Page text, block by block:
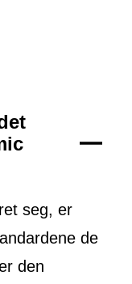
seg, er
de
den